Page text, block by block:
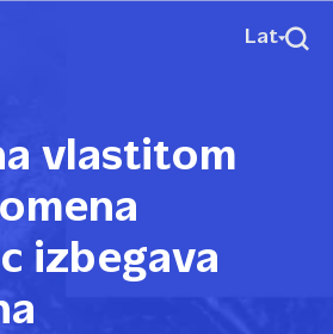
Lat
vlastitom
izbegava